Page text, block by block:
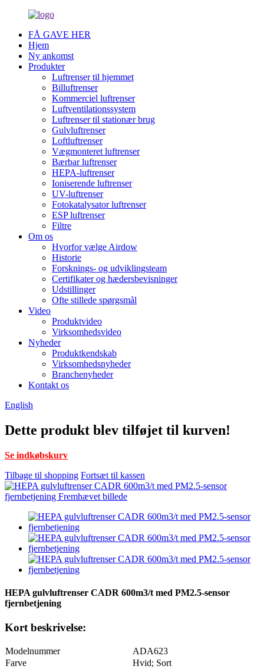
FÅ GAVE HER
Hjem
Ny ankomst
Produkter
Luftrenser til hjemmet
Billuftrenser
Kommerciel luftrenser
Luftventilationssystem
Luftrenser til stationær brug
Gulvluftrenser
Loftluftrenser
Vægmonteret luftrenser
Bærbar luftrenser
HEPA-luftrenser
Ioniserende luftrenser
UV-luftrenser
Fotokatalysator luftrenser
ESP luftrenser
Filtre
Om os
Hvorfor vælge Airdow
Historie
Forsknings- og udviklingsteam
Certifikater og hædersbevisninger
Udstillinger
Ofte stillede spørgsmål
Video
Produktvideo
Virksomhedsvideo
Nyheder
Produktkendskab
Virksomhedsnyheder
Branchenyheder
Kontakt os
English
Dette produkt blev tilføjet til kurven!
Se indkøbskurv
Tilbage til shopping Fortsæt til kassen
HEPA gulvluftrenser CADR 600m3/t med PM2.5-sensor
fjernbetjening
Kort beskrivelse:
Modelnummer
ADA623
Farve
Hvid; Sort